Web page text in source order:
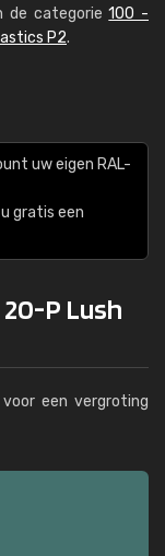
de categorie100 -
P2.
uw eigen RAL-
gratis een
P Lush
een vergroting